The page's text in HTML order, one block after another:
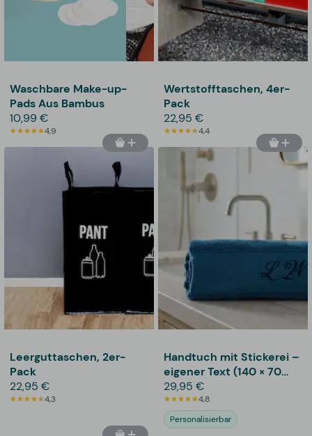
Waschbare Make-up-
Pads Aus Bambus
10,99 €
4,9
Wertstofftaschen, 4er-
Pack
22,95 €
4,4
Leerguttaschen, 2er-
Pack
22,95 €
4,3
Handtuch mit Stickerei –
eigener Text (140 × 70
cm)
29,95 €
4,8
Personalisierbar